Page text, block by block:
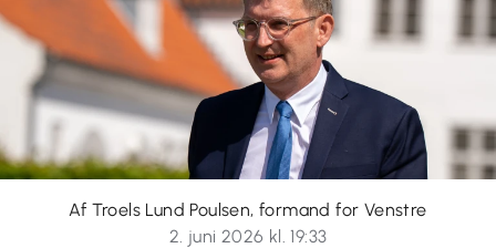
Af Troels Lund Poulsen, formand for Venstre
2. juni 2026 kl. 19:33